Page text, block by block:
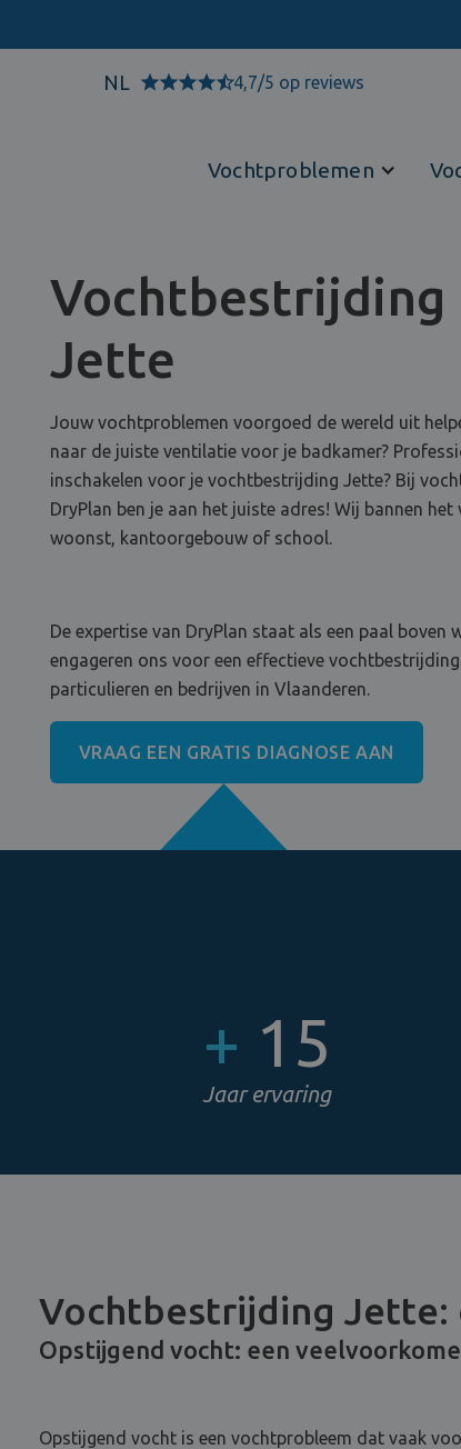
NL 4,7/5 op reviews
Vochtproblemen
Vochtbestrijding
Jette
Jouw vochtproblemen voorgoed de wereld uit
naar de juiste ventilatie voor je badkamer?
inschakelen voor je vochtbestrijding Jette? Bij
DryPlan ben je aan het juiste adres! Wij bannen
woonst, kantoorgebouw of school.
De expertise van DryPlan staat als een paal boven
engageren ons voor een effectieve
particulieren en bedrijven in Vlaanderen.
VRAAG EEN GRATIS DIAGNOSE AAN
+ 15
Jaar ervaring
Vochtbestrijding Jette:
Opstijgend vocht: een
Opstijgend vocht is een vochtprobleem dat vaak